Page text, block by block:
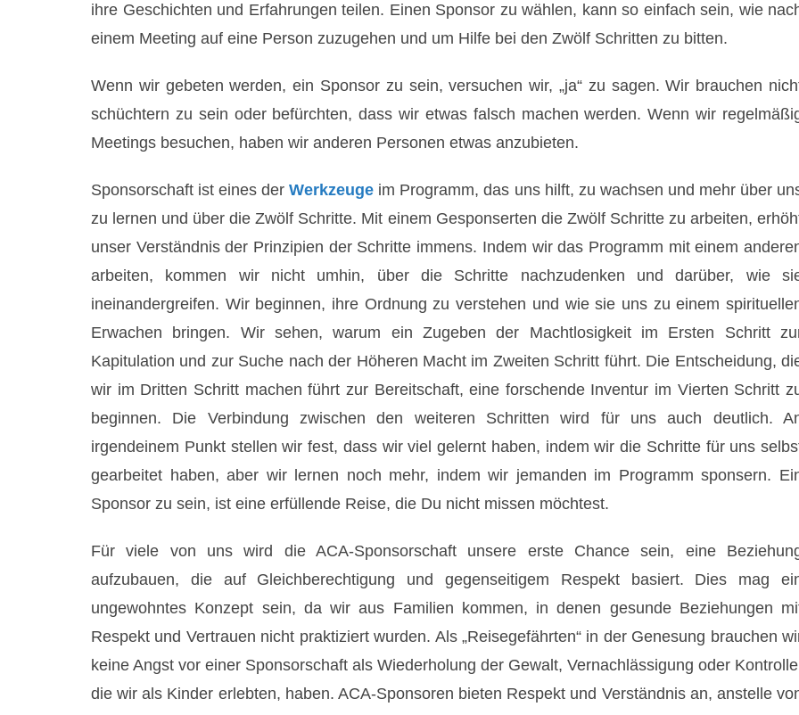
ihre Geschichten und Erfahrungen teilen. Einen Sponsor zu wählen, kann so einfach sein, wie
einem Meeting auf eine Person zuzugehen und um Hilfe bei den Zwölf Schritten zu bitten.
Wenn wir gebeten werden, ein Sponsor zu sein, versuchen wir, „ja“ zu sagen. Wir brauchen
schüchtern zu sein oder befürchten, dass wir etwas falsch machen werden. Wenn wir
Meetings besuchen, haben wir anderen Personen etwas anzubieten.
Sponsorschaft ist eines derWerkzeuge im Programm, das uns hilft, zu wachsen und mehr über
zu lernen und über die Zwölf Schritte. Mit einem Gesponserten die Zwölf Schritte zu arbeiten,
unser Verständnis der Prinzipien der Schritte immens. Indem wir das Programm mit einem
arbeiten, kommen wir nicht umhin, über die Schritte nachzudenken und darüber, wie
ineinandergreifen. Wir beginnen, ihre Ordnung zu verstehen und wie sie uns zu einem
Erwachen bringen. Wir sehen, warum ein Zugeben der Machtlosigkeit im Ersten Schritt
Kapitulation und zur Suche nach der Höheren Macht im Zweiten Schritt führt. Die Entscheidung,
wir im Dritten Schritt machen führt zur Bereitschaft, eine forschende Inventur im Vierten Schritt
beginnen. Die Verbindung zwischen den weiteren Schritten wird für uns auch deutlich.
irgendeinem Punkt stellen wir fest, dass wir viel gelernt haben, indem wir die Schritte für uns
gearbeitet haben, aber wir lernen noch mehr, indem wir jemanden im Programm sponsern.
Sponsor zu sein, ist eine erfüllende Reise, die Du nicht missen möchtest.
Für viele von uns wird die ACA-Sponsorschaft unsere erste Chance sein, eine
aufzubauen, die auf Gleichberechtigung und gegenseitigem Respekt basiert. Dies mag
ungewohntes Konzept sein, da wir aus Familien kommen, in denen gesunde Beziehungen
Respekt und Vertrauen nicht praktiziert wurden. Als „Reisegefährten“ in der Genesung brauchen
keine Angst vor einer Sponsorschaft als Wiederholung der Gewalt, Vernachlässigung oder
die wir als Kinder erlebten, haben. ACA-Sponsoren bieten Respekt und Verständnis an, anstelle